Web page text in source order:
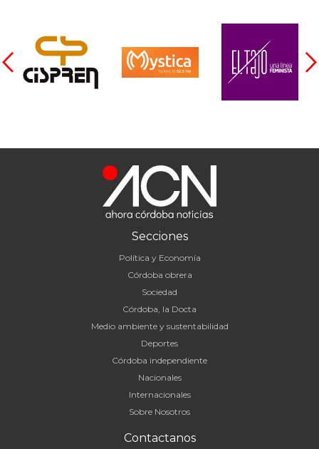
Secciones
Política y Economía
Córdoba obrera
Sociedad
Córdoba, la Docta
Medio ambiente y sustentabilidad
Deportes
Córdoba independiente
Nacionales
Internacionales
Sobre Nosotros
Contactanos